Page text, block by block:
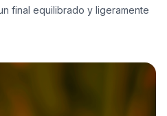
final equilibrado y ligeramente